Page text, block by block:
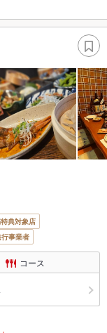
典対象店
事業者
コース